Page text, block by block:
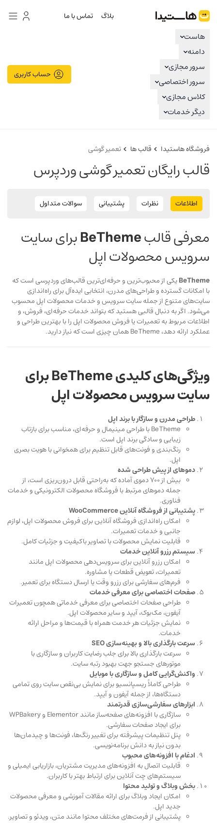
هاستیدا بلاگ تماس با ما
هاست
دامنه
سرور مجازی
سرور اختصاصی
کلاس مجازی
دیگر خدمات
حساب کاربری
فروشگاه هاستیدا قالب ها تعمیر گوشی
قالب رایگان تعمیر گوشی وردپرس
اطلاعات نظرات پشتیبانی سوالات متداول
معرفی قالبBeThemeبرای سایت
سرویس محصولات اپل
BeThemeیکی از محبوب‌ترین و حرفه‌ای‌ترین قالب‌های وردپرسی است که
با امکانات گسترده و طراحی‌های مدرن، انتخابی ایده‌آل برای راه‌اندازی
سایت‌های متنوع از جمله سایت سرویس و خدمات محصولات اپل محسوب
می‌شود. اگر به دنبال قالبی هستید که بتواند خدمات حرفه‌ای، فروش، و
اطلاعات مربوط به تعمیرات یا فروش محصولات اپل را با بهترین طراحی و
عملکرد ارائه دهد، BeTheme همان چیزی است که نیاز دارید.
ویژگی‌های کلیدی BeTheme برای
سایت سرویس محصولات اپل
طراحی مدرن و سازگار با برند اپل
BeTheme با طراحی مینیمال و حرفه‌ای، مناسب برای بازتاب
زیبایی و سادگی برند اپل است.
رنگ‌بندی و فونت‌های قابل تنظیم برای همخوانی با هویت بصری
اپل.
دموهای از پیش طراحی شده
بیش از 700 دموی آماده که به‌راحتی قابل درون‌ریزی است، از
جمله دموهای مرتبط با فروشگاه محصولات الکترونیکی و خدمات
فناوری.
پشتیبانی از فروشگاه آنلاین WooCommerce
امکان راه‌اندازی فروشگاه آنلاین برای فروش محصولات اپل، لوازم
جانبی و خدمات تعمیرات.
قابلیت نمایش محصولات با تصاویر باکیفیت و جزئیات کامل.
سیستم رزرو آنلاین خدمات
امکان رزرو آنلاین برای سرویس‌دهی محصولات اپل مانند
تعمیرات، تعویض قطعات یا مشاوره.
فرم‌های سفارشی برای رزرو وقت یا ارسال دستگاه برای تعمیر.
صفحات اختصاصی برای معرفی خدمات
طراحی صفحات اختصاصی برای معرفی خدماتی همچون تعمیرات
آیفون، مک‌بوک، آیپد و سایر محصولات اپل.
نمایش جزئیات هر خدمت همراه با قیمت‌ها و مراحل ارائه
خدمات.
سرعت بارگذاری بالا و بهینه‌سازی SEO
سرعت بارگذاری بالا برای جلب رضایت کاربران و سازگاری با
موتورهای جستجو جهت بهبود رتبه سایت.
واکنش‌گرایی کامل و سازگاری با موبایل
طراحی کاملاً ریسپانسیو برای نمایش بی‌نقص سایت روی تمامی
دستگاه‌ها، از جمله آیفون و آیپد.
ابزارهای سفارشی‌سازی قدرتمند
سازگاری با افزونه‌های صفحه‌ساز مانند Elementor و WPBakery
برای ایجاد صفحات سفارشی.
پنل تنظیمات پیشرفته برای تغییر رنگ‌ها، فونت‌ها و چیدمان‌ها
بدون نیاز به دانش برنامه‌نویسی.
ادغام با افزونه‌های محبوب
قابلیت اتصال به افزونه‌های مدیریت مشتریان، بازاریابی ایمیلی و
سیستم‌های چت آنلاین برای ارتباط بهتر با کاربران.
بخش وبلاگ و تولید محتوا
امکان ایجاد وبلاگ برای ارائه مقالات آموزشی و معرفی محصولات
جدید اپل.
پشتیبانی از فرمت‌های مختلف محتوا مانند متن، ویدئو و تصاویر.